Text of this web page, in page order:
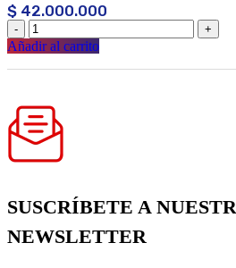
$ 42.000.000
Añadir al carrito
SUSCRÍBETE A
NEWSLETTER